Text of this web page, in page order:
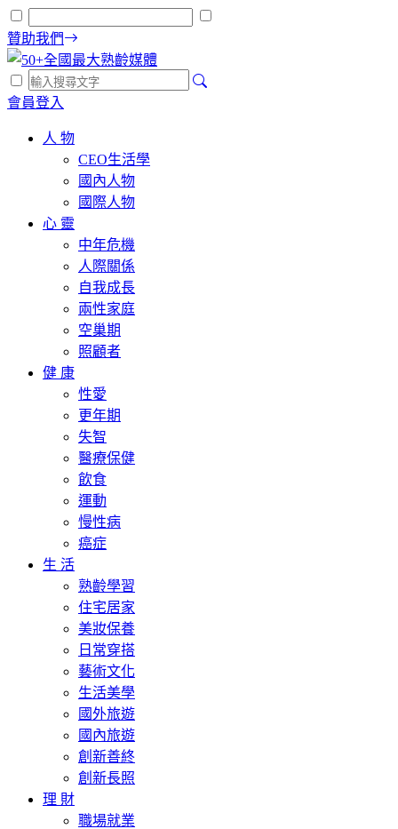
贊助我們
會員登入
人 物
CEO生活學
國內人物
國際人物
心 靈
中年危機
人際關係
自我成長
兩性家庭
空巢期
照顧者
健 康
性愛
更年期
失智
醫療保健
飲食
運動
慢性病
癌症
生 活
熟齡學習
住宅居家
美妝保養
日常穿搭
藝術文化
生活美學
國外旅遊
國內旅遊
創新善終
創新長照
理 財
職場就業